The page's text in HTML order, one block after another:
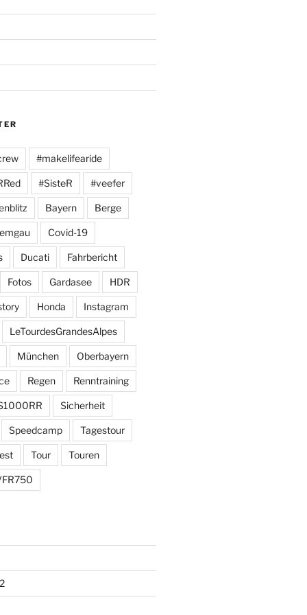
#makelifearide
#SisteR #veefer
Bayern Berge
Covid-19
Ducati Fahrbericht
Fotos Gardasee HDR
Honda Instagram
LeTourdesGrandesAlpes
München Oberbayern
Regen Renntraining
Sicherheit
Speedcamp Tagestour
Tour Touren